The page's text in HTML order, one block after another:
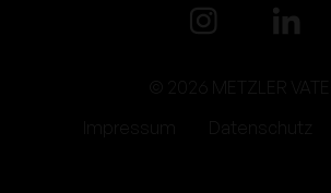
© 2026 METZLER VATER
Impressum
Datenschutz